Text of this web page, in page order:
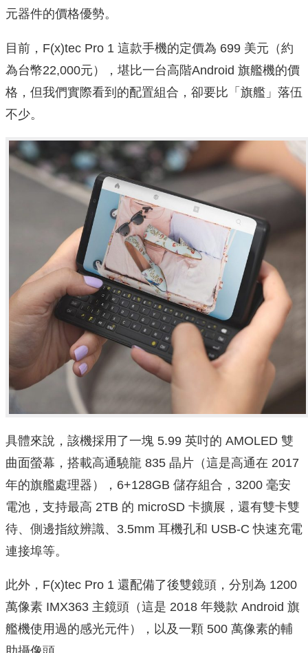
元器件的價格優勢。
目前，F(x)tec Pro 1 這款手機的定價為 699 美元（約
為台幣22,000元），堪比一台高階Android 旗艦機的價
格，但我們實際看到的配置組合，卻要比「旗艦」落伍
不少。
具體來說，該機採用了一塊 5.99 英吋的 AMOLED 雙
曲面螢幕，搭載高通驍龍 835 晶片（這是高通在 2017
年的旗艦處理器），6+128GB 儲存組合，3200 毫安
電池，支持最高 2TB 的 microSD 卡擴展，還有雙卡雙
待、側邊指紋辨識、3.5mm 耳機孔和 USB-C 快速充電
連接埠等。
此外，F(x)tec Pro 1 還配備了後雙鏡頭，分別為 1200
萬像素 IMX363 主鏡頭（這是 2018 年幾款 Android 旗
艦機使用過的感光元件），以及一顆 500 萬像素的輔